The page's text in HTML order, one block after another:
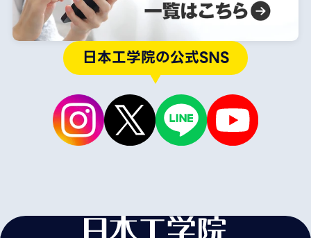
日本工学院の公式SNS